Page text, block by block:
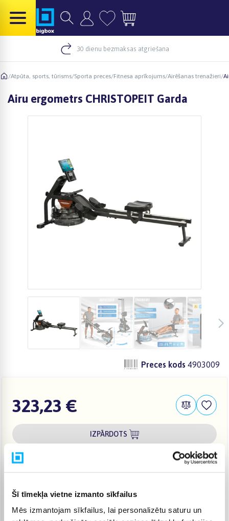
Šī tīmekļa vietne izmanto sīkfailus
Mēs izmantojam sīkfailus, lai personalizētu saturu un
30 dienu bezmaksas atgriešana
/Atpūta, sports, tūrisms/Sporta preces/Fitnesa aprīkojums/Airēšanas trenažieri/
Airu ergometrs CHRISTOPEIT Garda
Preces kods 4903009
323,23 €
IZPĀRDOTS
Apmaksā pilnu summu skaidrā naudā piegādes brīdī.